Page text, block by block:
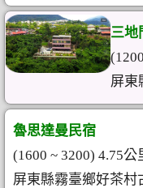
三地
屏東
魯思達曼民宿
(1600 ~ 3200) 4.75公
屏東縣霧臺鄉好茶村